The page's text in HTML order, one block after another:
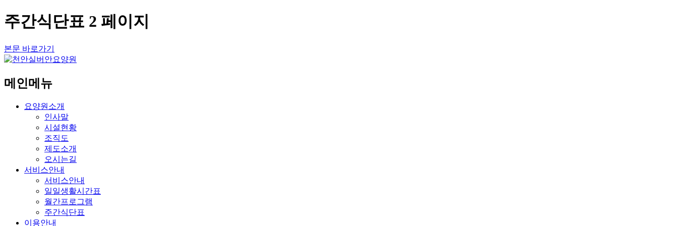
주간식단표 2 페이지
본문 바로가기
메인메뉴
요양원소개
인사말
시설현황
조직도
제도소개
오시는길
서비스안내
서비스안내
일일생활시간표
월간프로그램
주간식단표
이용안내